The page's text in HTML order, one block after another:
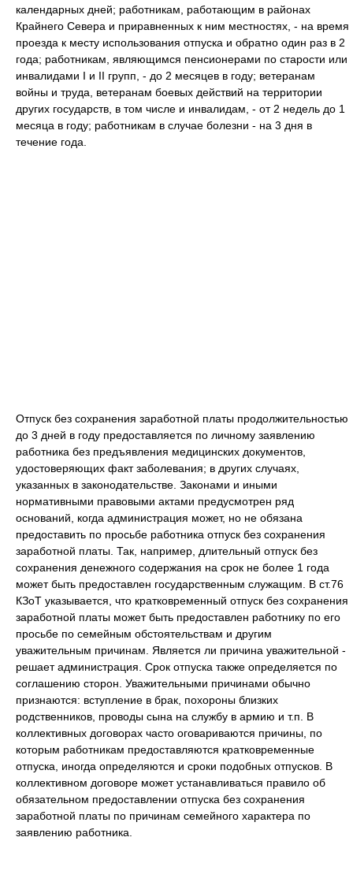
календарных дней; работникам, работающим в районах
Крайнего Севера и приравненных к ним местностях, - на время
проезда к месту использования отпуска и обратно один раз в 2
года; работникам, являющимся пенсионерами по старости или
инвалидами I и II групп, - до 2 месяцев в году; ветеранам
войны и труда, ветеранам боевых действий на территории
других государств, в том числе и инвалидам, - от 2 недель до 1
месяца в году; работникам в случае болезни - на 3 дня в
течение года.
Отпуск без сохранения заработной платы продолжительностью
до 3 дней в году предоставляется по личному заявлению
работника без предъявления медицинских документов,
удостоверяющих факт заболевания; в других случаях,
указанных в законодательстве. Законами и иными
нормативными правовыми актами предусмотрен ряд
оснований, когда администрация может, но не обязана
предоставить по просьбе работника отпуск без сохранения
заработной платы. Так, например, длительный отпуск без
сохранения денежного содержания на срок не более 1 года
может быть предоставлен государственным служащим. В ст.76
КЗоТ указывается, что кратковременный отпуск без сохранения
заработной платы может быть предоставлен работнику по его
просьбе по семейным обстоятельствам и другим
уважительным причинам. Является ли причина уважительной -
решает администрация. Срок отпуска также определяется по
соглашению сторон. Уважительными причинами обычно
признаются: вступление в брак, похороны близких
родственников, проводы сына на службу в армию и т.п. В
коллективных договорах часто оговариваются причины, по
которым работникам предоставляются кратковременные
отпуска, иногда определяются и сроки подобных отпусков. В
коллективном договоре может устанавливаться правило об
обязательном предоставлении отпуска без сохранения
заработной платы по причинам семейного характера по
заявлению работника.